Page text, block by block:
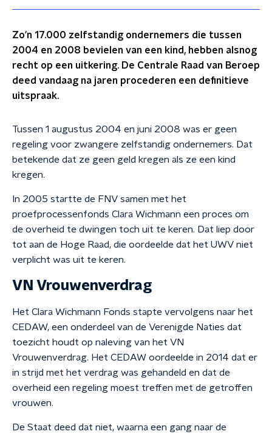
Zo'n 17.000 zelfstandig ondernemers die tussen
2004 en 2008 bevielen van een kind, hebben alsnog
recht op een uitkering. De Centrale Raad van Beroep
deed vandaag na jaren procederen een definitieve
uitspraak.
Tussen 1 augustus 2004 en juni 2008 was er geen
regeling voor zwangere zelfstandig ondernemers. Dat
betekende dat ze geen geld kregen als ze een kind
kregen.
In 2005 startte de FNV samen met het
proefprocessenfonds Clara Wichmann een proces om
de overheid te dwingen toch uit te keren. Dat liep door
tot aan de Hoge Raad, die oordeelde dat het UWV niet
verplicht was uit te keren.
VN Vrouwenverdrag
Het Clara Wichmann Fonds stapte vervolgens naar het
CEDAW, een onderdeel van de Verenigde Naties dat
toezicht houdt op naleving van het VN
Vrouwenverdrag. Het CEDAW oordeelde in 2014 dat er
in strijd met het verdrag was gehandeld en dat de
overheid een regeling moest treffen met de getroffen
vrouwen.
De Staat deed dat niet, waarna een gang naar de